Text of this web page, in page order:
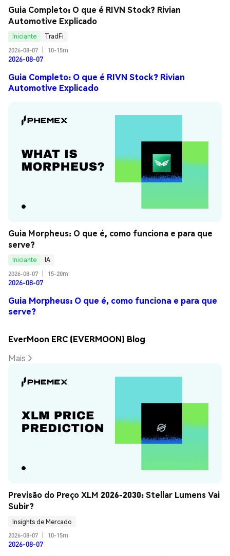
Guia Completo: O que é RIVN Stock? Rivian
Automotive Explicado
Iniciante
TradFi
2026-08-07
10-15m
2026-08-07
Guia Completo: O que é RIVN Stock? Rivian
Automotive Explicado
Guia Morpheus: O que é, como funciona e para que
serve?
Iniciante
IA
2026-08-07
15-20m
2026-08-07
Guia Morpheus: O que é, como funciona e para que
serve?
EverMoon ERC (EVERMOON) Blog
Mais
Previsão do Preço XLM 2026-2030: Stellar Lumens Vai
Subir?
Insights de Mercado
2026-08-07
10-15m
2026-08-07